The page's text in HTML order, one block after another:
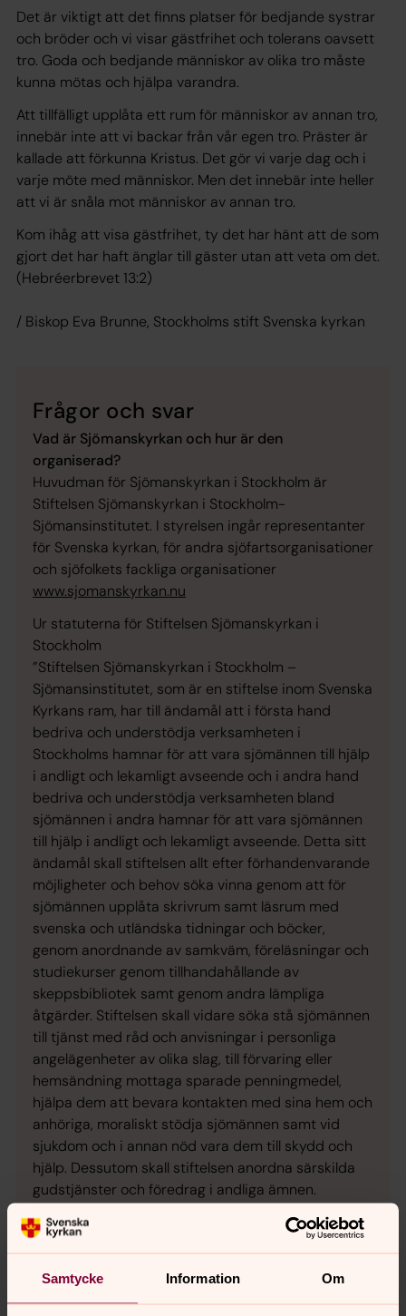
Samtycke Information Om
Det är viktigt att det finns platser för bedjande systrar
och bröder och vi visar gästfrihet och tolerans oavsett
tro. Goda och bedjande människor av olika tro måste
kunna mötas och hjälpa varandra.
Att tillfälligt upplåta ett rum för människor av annan tro,
innebär inte att vi backar från vår egen tro. Präster är
kallade att förkunna Kristus. Det gör vi varje dag och i
varje möte med människor. Men det innebär inte heller
att vi är snåla mot människor av annan tro.
Kom ihåg att visa gästfrihet, ty det har hänt att de som
gjort det har haft änglar till gäster utan att veta om det.
(Hebréerbrevet 13:2)
/ Biskop Eva Brunne, Stockholms stift Svenska kyrkan
Frågor och svar
Vad är Sjömanskyrkan och hur är den
organiserad?
Huvudman för Sjömanskyrkan i Stockholm är
Stiftelsen Sjömanskyrkan i Stockholm-
Sjömansinstitutet. I styrelsen ingår representanter
för Svenska kyrkan, för andra sjöfartsorganisationer
och sjöfolkets fackliga organisationer
www.sjomanskyrkan.nu
Ur statuterna för Stiftelsen Sjömanskyrkan i
Stockholm
”Stiftelsen Sjömanskyrkan i Stockholm –
Sjömansinstitutet, som är en stiftelse inom Svenska
Kyrkans ram, har till ändamål att i första hand
bedriva och understödja verksamheten i
Stockholms hamnar för att vara sjömännen till hjälp
i andligt och lekamligt avseende och i andra hand
bedriva och understödja verksamheten bland
sjömännen i andra hamnar för att vara sjömännen
till hjälp i andligt och lekamligt avseende. Detta sitt
ändamål skall stiftelsen allt efter förhandenvarande
möjligheter och behov söka vinna genom att för
sjömännen upplåta skrivrum samt läsrum med
svenska och utländska tidningar och böcker,
genom anordnande av samkväm, föreläsningar och
studiekurser genom tillhandahållande av
skeppsbibliotek samt genom andra lämpliga
åtgärder. Stiftelsen skall vidare söka stå sjömännen
till tjänst med råd och anvisningar i personliga
angelägenheter av olika slag, till förvaring eller
hemsändning mottaga sparade penningmedel,
hjälpa dem att bevara kontakten med sina hem och
anhöriga, moraliskt stödja sjömännen samt vid
sjukdom och i annan nöd vara dem till skydd och
hjälp. Dessutom skall stiftelsen anordna särskilda
gudstjänster och föredrag i andliga ämnen.
Hur skiljer sig Sjömanskyrkan från en vanlig
Sjömanskyrkan är en fristående organisation som
relaterar till Svenska kyrkan, med egna statuter,